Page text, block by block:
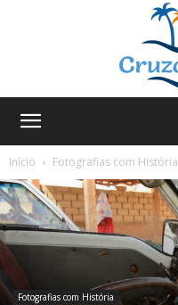
Início
Fotografias com História
Fotografias com História